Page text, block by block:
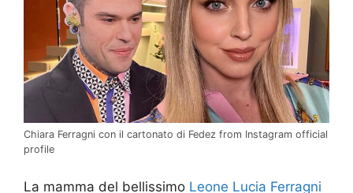
Chiara Ferragni con il cartonato di Fedez from Instagram official
profile
La mamma del bellissimo Leone Lucia Ferragni